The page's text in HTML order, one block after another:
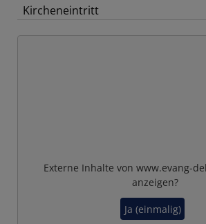
Kircheneintritt
Externe Inhalte von www.evang-
anzeigen?
Ja (einmalig)